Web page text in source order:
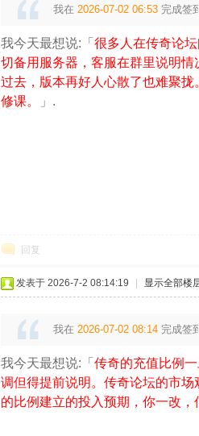
我在 2026-07-02 06:53完成签
我今天最想说:「 很多人在传奇论
切备用服务器，客服在群里说明
过去，版本再好人心散了也难聚
修课。
」.
回复
发表于 2026-7-2 08:14:19 显示全部楼
我在 2026-07-02 08:14完成签
我今天最想说:「 传奇的充值比例
调但得提前说明。传奇论坛的市
的比例建立的投入预期，你一改，